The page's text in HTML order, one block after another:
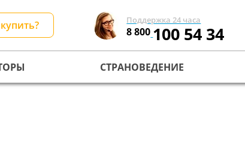
Поддержка 24 часа
8 800100 54 34
СТРАНОВЕДЕНИЕ